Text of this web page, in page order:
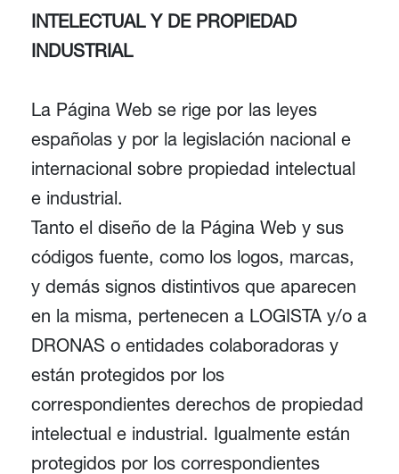
INTELECTUAL Y DE PROPIEDAD
INDUSTRIAL
La Página Web se rige por las leyes
españolas y por la legislación nacional e
internacional sobre propiedad intelectual
e industrial.
Tanto el diseño de la Página Web y sus
códigos fuente, como los logos, marcas,
y demás signos distintivos que aparecen
en la misma, pertenecen a LOGISTA y/o a
DRONAS o entidades colaboradoras y
están protegidos por los
correspondientes derechos de propiedad
intelectual e industrial. Igualmente están
protegidos por los correspondientes